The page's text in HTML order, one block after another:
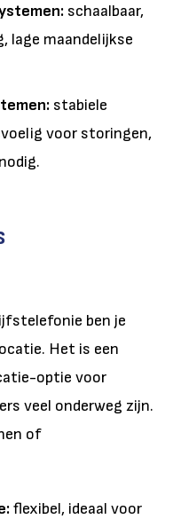
schaalbaar,
lage maandelijkse
stabiele
voor storingen,
ben je
Het is een
optie voor
veel onderweg zijn.
of
flexibel, ideaal voor